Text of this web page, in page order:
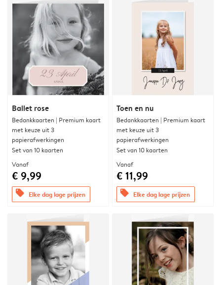
Ballet rose
Bedankkaarten | Premium kaart
met keuze uit 3
papierafwerkingen
Set van 10 kaarten
Vanaf
€ 9,99
offers Elke dag lage prijzen
Toen en nu
Bedankkaarten | Premium kaart
met keuze uit 3
papierafwerkingen
Set van 10 kaarten
Vanaf
€ 11,99
offers Elke dag lage prijzen